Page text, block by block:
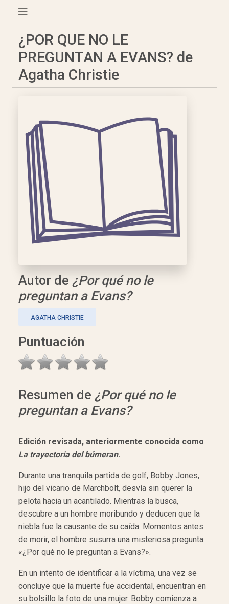
¿POR QUE NO LE
PREGUNTAN A EVANS? de
Agatha Christie
Autor de ¿Por qué no le
preguntan a Evans?
AGATHA CHRISTIE
Puntuación
Resumen de ¿Por qué no le
preguntan a Evans?
Edición revisada, anteriormente conocida como
La trayectoria del búmeran.
Durante una tranquila partida de golf, Bobby Jones,
hijo del vicario de Marchbolt, desvía sin querer la
pelota hacia un acantilado. Mientras la busca,
descubre a un hombre moribundo y deducen que la
niebla fue la causante de su caída. Momentos antes
de morir, el hombre susurra una misteriosa pregunta:
«¿Por qué no le preguntan a Evans?».
En un intento de identificar a la víctima, una vez se
concluye que la muerte fue accidental, encuentran en
su bolsillo la foto de una mujer. Bobby comienza a